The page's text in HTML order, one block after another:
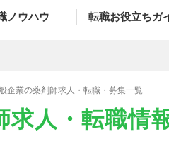
ノウハウ 転職お役立ちガ
企業の薬剤師求人・転職・募集一覧
求人・転職情